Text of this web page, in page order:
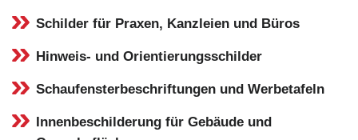
Schilder für Praxen, Kanzleien und Büros
Hinweis- und Orientierungsschilder
Schaufensterbeschriftungen und Werbetafeln
Innenbeschilderung für Gebäude und